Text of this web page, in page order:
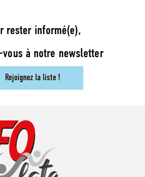
rester informé(e),
vous à notre newsletter
Rejoignez la liste !